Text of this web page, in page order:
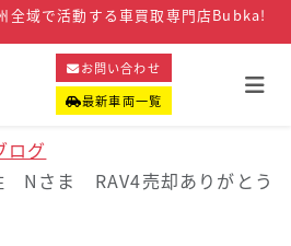
全域で活動する車買取専門店Bubka!
お問い合わせ
最新車両一覧
ログ
Nさま RAV4売却ありがとう